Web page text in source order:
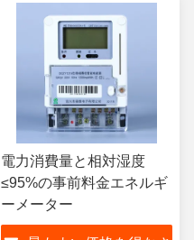
電力消費量と相対湿度
≤95%の事前料金エネルギ
ーメーター